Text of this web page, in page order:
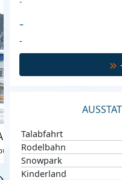
Gastein
Land, Österreich
-
-
Talabfahrt
Rodelbahn
Snowpark
Kinderland